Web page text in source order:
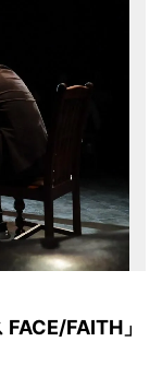
FAITH」